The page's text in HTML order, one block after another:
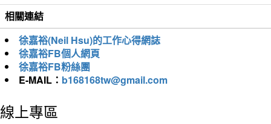
相關連結
徐嘉裕(Neil Hsu)的工作心得網誌
徐嘉裕FB個人網頁
徐嘉裕FB粉絲團
E-MAIL： b168168tw@gmail.com
線上專區